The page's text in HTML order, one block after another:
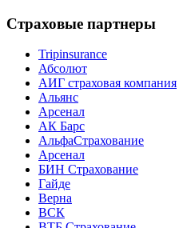
Страховые партнеры
Tripinsurance
Абсолют
АИГ страховая компания
Альянс
Арсенал
АК Барс
АльфаСтрахование
Арсенал
БИН Страхование
Гайде
Верна
ВСК